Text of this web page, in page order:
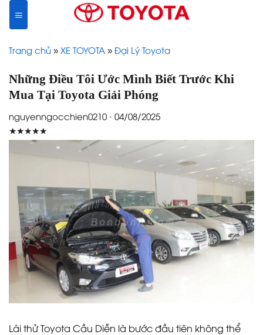
content
Trang chủ » XE TOYOTA » Đại Lý Toyota
Những Điều Tôi Ước Mình Biết Trước Khi
Mua Tại Toyota Giải Phóng
nguyenngocchien0210 · 04/08/2025
★★★★★
Lái thử Toyota Cầu Diễn là bước đầu tiên không thể